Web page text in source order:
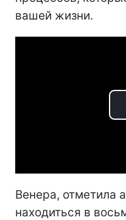
вашей жизни.
Венера, отметила
находиться в